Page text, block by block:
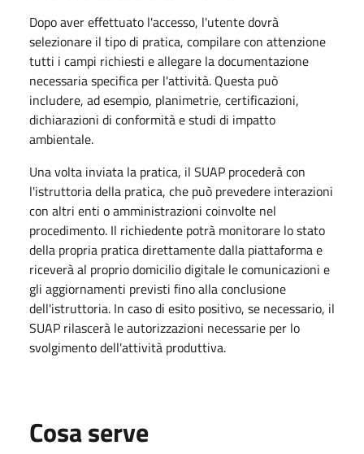
Dopo aver effettuato l'accesso, l'utente dovrà
selezionare il tipo di pratica, compilare con attenzione
tutti i campi richiesti e allegare la documentazione
necessaria specifica per l'attività. Questa può
includere, ad esempio, planimetrie, certificazioni,
dichiarazioni di conformità e studi di impatto
ambientale.
Una volta inviata la pratica, il SUAP procederà con
l'istruttoria della pratica, che può prevedere interazioni
con altri enti o amministrazioni coinvolte nel
procedimento. Il richiedente potrà monitorare lo stato
della propria pratica direttamente dalla piattaforma e
riceverà al proprio domicilio digitale le comunicazioni e
gli aggiornamenti previsti fino alla conclusione
dell'istruttoria. In caso di esito positivo, se necessario, il
SUAP rilascerà le autorizzazioni necessarie per lo
svolgimento dell'attività produttiva.
Cosa serve